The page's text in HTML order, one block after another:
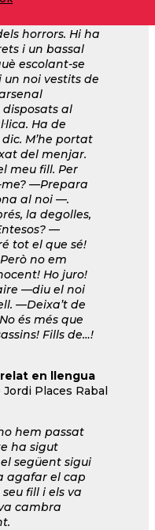
(té la mà
horrors. Hi ha
i un bassal
escolant-se
un noi vestits de
al
Ha de
M’he portat
del menjar.
meu fill. Per
—Prepara
al noi —.
la degolles,
—
tot el que sé!
no em
Ho juro!
—diu el noi
—Deixa’t de
és més que
Fills de…!
en llengua
Jordi Places Rabal
hem passat
ha sigut
següent sigui
agafar el cap
fill i els va
cambra